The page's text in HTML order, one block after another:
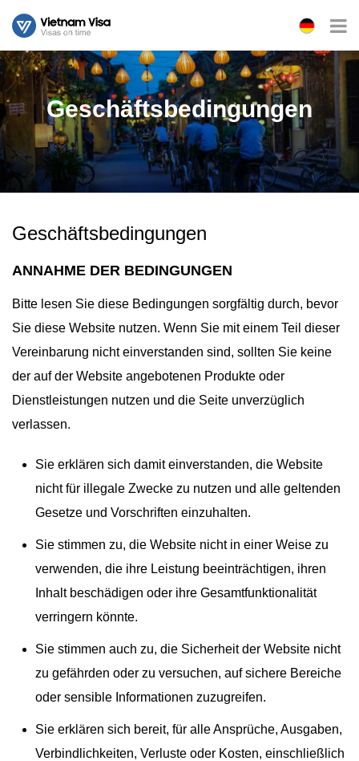
Geschäftsbedingungen
Geschäftsbedingungen
ANNAHME DER BEDINGUNGEN
Bitte lesen Sie diese Bedingungen sorgfältig durch, bevor
Sie diese Website nutzen. Wenn Sie mit einem Teil dieser
Vereinbarung nicht einverstanden sind, sollten Sie keine
der auf der Website angebotenen Produkte oder
Dienstleistungen nutzen und die Seite unverzüglich
verlassen.
Sie erklären sich damit einverstanden, die Website
nicht für illegale Zwecke zu nutzen und alle geltenden
Gesetze und Vorschriften einzuhalten.
Sie stimmen zu, die Website nicht in einer Weise zu
verwenden, die ihre Leistung beeinträchtigen, ihren
Inhalt beschädigen oder ihre Gesamtfunktionalität
verringern könnte.
Sie stimmen auch zu, die Sicherheit der Website nicht
zu gefährden oder zu versuchen, auf sichere Bereiche
oder sensible Informationen zuzugreifen.
Sie erklären sich bereit, für alle Ansprüche, Ausgaben,
Verbindlichkeiten, Verluste oder Kosten, einschließlich